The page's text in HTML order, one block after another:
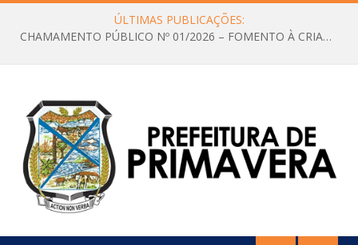
ÚLTIMAS PUBLICAÇÕES:
CHAMAMENTO PÚBLICO Nº 01/2026 – FOMENTO À CRIAÇÃO E A CIRCULAÇÃO DE PRODUÇÕES CULTURAIS – Aldir Blanc